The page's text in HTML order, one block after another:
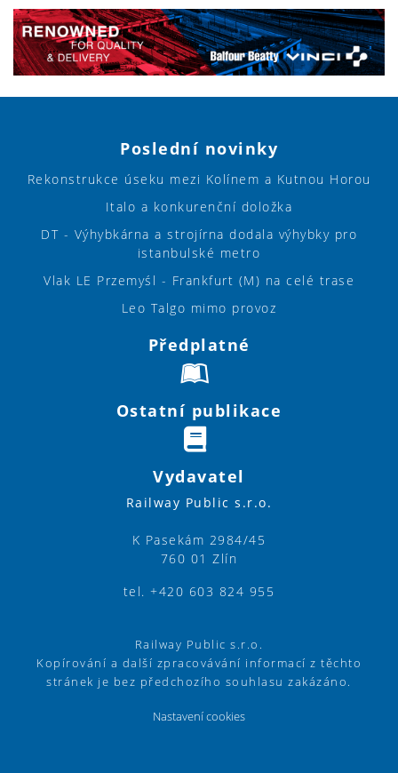
Poslední novinky
Rekonstrukce úseku mezi Kolínem a Kutnou Horou
Italo a konkurenční doložka
DT - Výhybkárna a strojírna dodala výhybky pro
istanbulské metro
Vlak LE Przemyśl - Frankfurt (M) na celé trase
Leo Talgo mimo provoz
Předplatné
Ostatní publikace
Vydavatel
Railway Public s.r.o.
K Pasekám 2984/45
760 01 Zlín
tel. +420 603 824 955
Railway Public s.r.o.
Kopírování a další zpracovávání informací z těchto
stránek je bez předchozího souhlasu zakázáno.
Nastavení cookies